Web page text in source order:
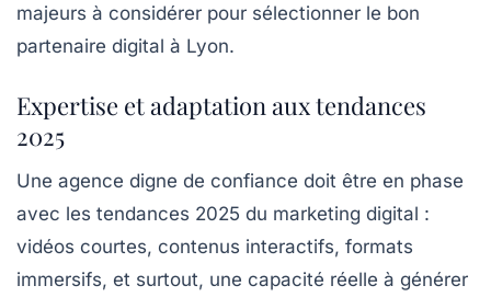
majeurs à considérer pour sélectionner le bon
partenaire digital à Lyon.
Expertise et adaptation aux tendances
2025
Une agence digne de confiance doit être en phase
avec les tendances 2025 du marketing digital :
vidéos courtes, contenus interactifs, formats
immersifs, et surtout, une capacité réelle à générer